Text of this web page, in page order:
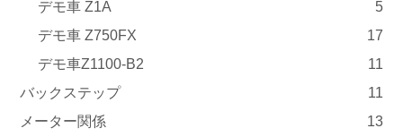
デモ車 Z1A
5
デモ車 Z750FX
17
デモ車Z1100-B2
11
バックステップ
11
メーター関係
13